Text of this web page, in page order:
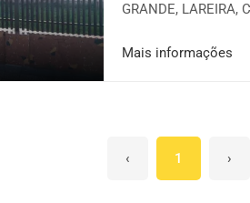
GRANDE, LAREIRA,
SHOPPING,
Mais informações
‹ 1 ›